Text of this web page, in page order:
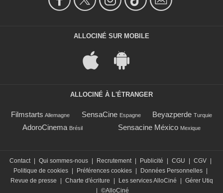
ALLOCINÉ SUR MOBILE
ALLOCINÉ À L'ÉTRANGER
Filmstarts Allemagne SensaCine Espagne Beyazperde Turquie
AdoroCinema Brésil Sensacine México Mexique
Contact | Qui sommes-nous | Recrutement | Publicité | CGU | CGV |
Politique de cookies | Préférences cookies | Données Personnelles |
Revue de presse
| Charte d'écriture | Les services AlloCiné | Gérer Utiq
| ©AlloCiné